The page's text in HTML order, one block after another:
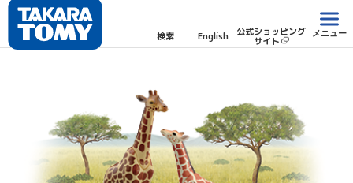
検索 English 公式ショッピング
サイト
メニュー